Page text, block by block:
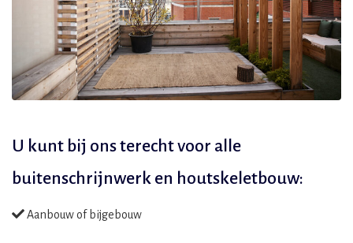
U kunt bij ons terecht voor alle
buitenschrijnwerk en houtskeletbouw:
Aanbouw of bijgebouw